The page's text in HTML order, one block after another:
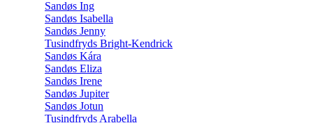
Sandøs Ing
Sandøs Isabella
Sandøs Jenny
Tusindfryds Bright-Kendrick
Sandøs Kára
Sandøs Eliza
Sandøs Irene
Sandøs Jupiter
Sandøs Jotun
Tusindfryds Arabella